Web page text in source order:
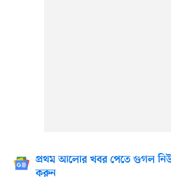
প্রথম আলোর খবর পেতে গুগল
করুন